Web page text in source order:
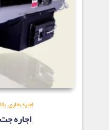
اجاره بخاری,بالای
اجاره